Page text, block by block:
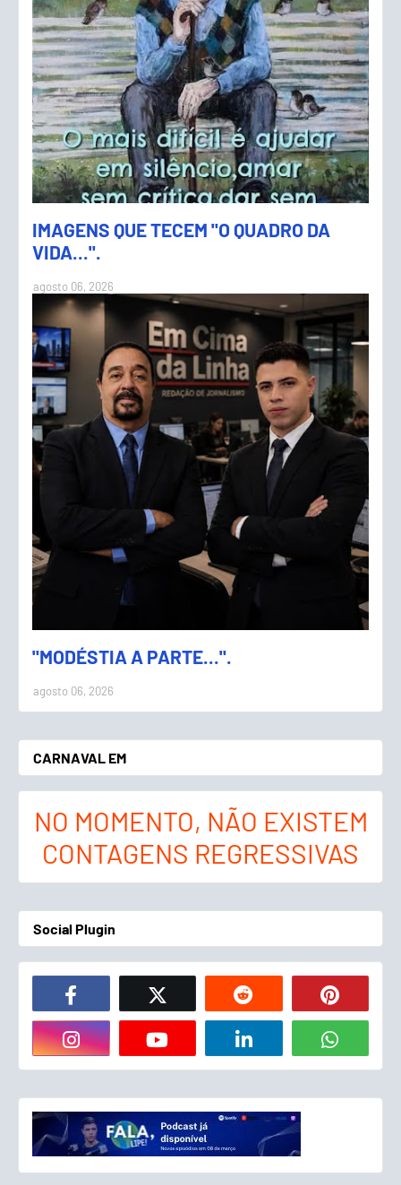
IMAGENS QUE TECEM "O QUADRO DA
VIDA...".
agosto 06, 2026
"MODÉSTIA A PARTE...".
agosto 06, 2026
CARNAVAL EM
NO MOMENTO, NÃO EXISTEM
CONTAGENS REGRESSIVAS
Social Plugin